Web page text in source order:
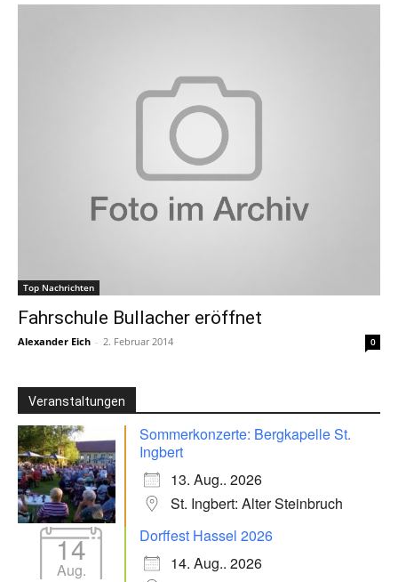
Top Nachrichten
Fahrschule Bullacher eröffnet
Alexander Eich - 2. Februar 2014 0
Veranstaltungen
Sommerkonzerte: Bergkapelle St.
Ingbert
13. Aug.. 2026
St. Ingbert: Alter Steinbruch
14
Aug.
Dorffest Hassel 2026
14. Aug.. 2026